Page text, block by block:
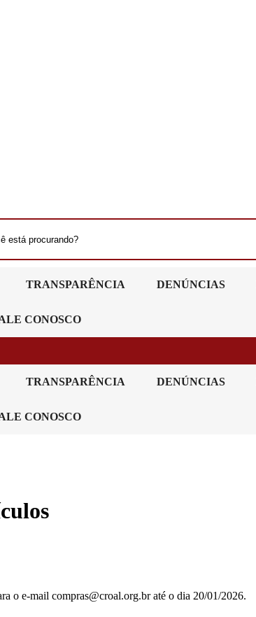
TRANSPARÊNCIA DENÚNCIAS
CONOSCO
TRANSPARÊNCIA DENÚNCIAS
CONOSCO
o e-mail compras@croal.org.br até o dia 20/01/2026.